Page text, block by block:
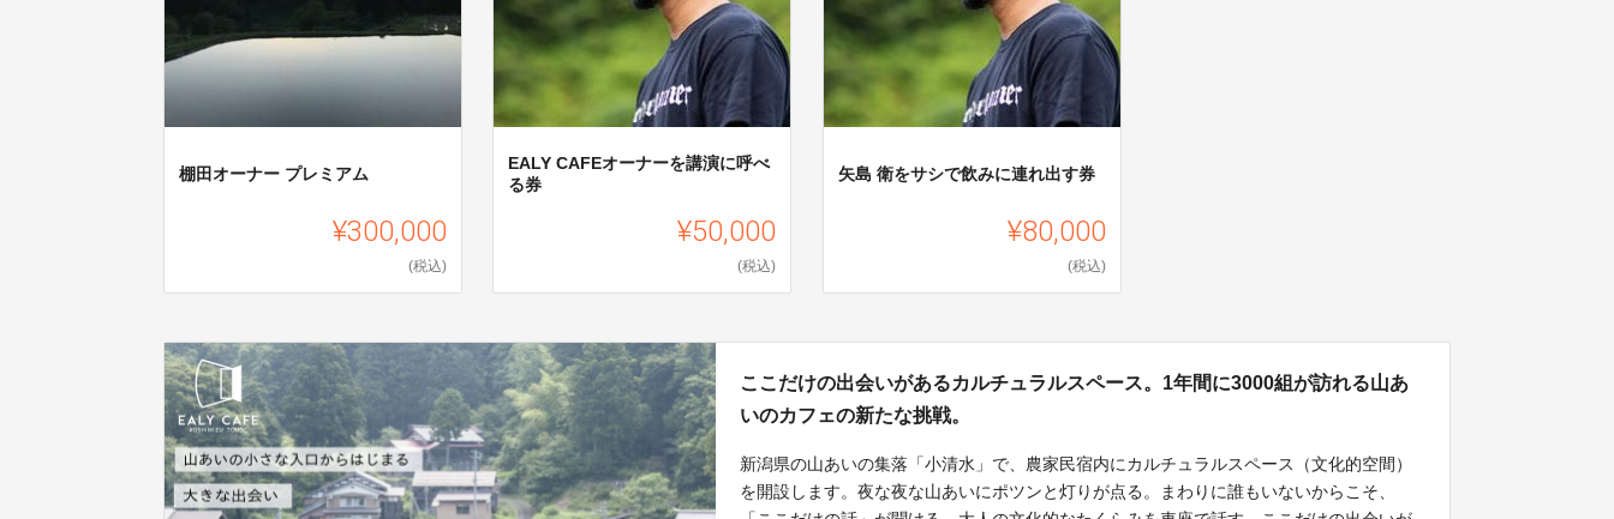
棚田オーナー プレミアム
¥300,000
(税込)
EALY CAFEオーナーを講演に呼べ
る券
¥50,000
(税込)
矢島 衛をサシで飲みに連れ出す券
¥80,000
(税込)
ここだけの出会いがあるカルチュラルスペース。1年間に3000組が訪れる山あ
いのカフェの新たな挑戦。
新潟県の山あいの集落「小清水」で、農家民宿内にカルチュラルスペース（文化的空間）
を開設します。夜な夜な山あいにポツンと灯りが点る。まわりに誰もいないからこそ、